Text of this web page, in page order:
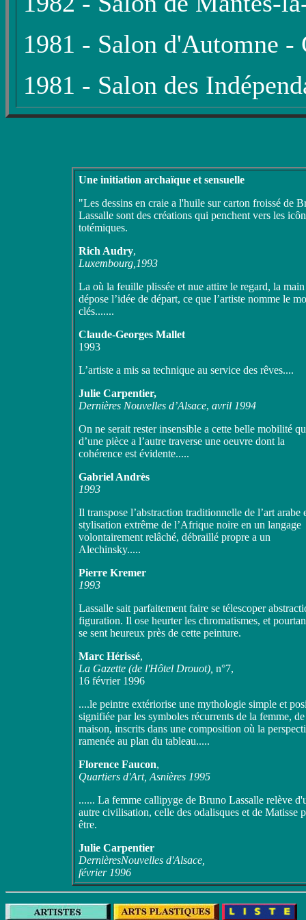
1981 - Salon d'Automne -
1981 - Salon des
Une initiation archaïque et sensuelle
"Les dessins en craie a l'huile sur carton froissé de
Lassalle sont des créations qui penchent vers les
totémiques.
Rich Audry,
Luxembourg,1993
La où la feuille plissée et nue attire le regard, la main
dépose l’idée de départ, ce que l’artiste nomme le
clés.......
Claude-Georges Mallet
1993
L’artiste a mis sa technique au service des rêves....
Julie Carpentier,
Dernières Nouvelles d’Alsace, avril 1994
On ne serait rester insensible a cette belle mobilité
d’une pièce a l’autre traverse une oeuvre dont la
cohérence est évidente.....
Gabriel Andrès
1993
Il transpose l’abstraction traditionnelle de l’art arabe
stylisation extrême de l’Afrique noire en un langage
volontairement relâché, débraillé propre a un
Alechinsky.....
Pierre Kremer
1993
Lassalle sait parfaitement faire se télescoper
figuration. Il ose heurter les chromatismes, et
se sent heureux près de cette peinture.
Marc Hérissé,
La Gazette (de l'Hôtel Drouot), n°7,
16 février 1996
....le peintre extériorise une mythologie simple et
signifiée par les symboles récurrents de la femme,
maison, inscrits dans une composition où la
ramenée au plan du tableau.....
Florence Faucon,
Quartiers d'Art, Asnières 1995
...... La femme callipyge de Bruno Lassalle relève
autre civilisation, celle des odalisques et de Matisse
être.
Julie Carpentier
DernièresNouvelles d'Alsace,
février 1996